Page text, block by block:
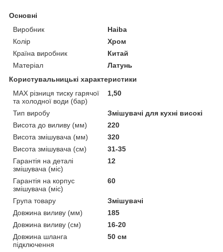
Основні
Виробник
Haiba
Колір
Хром
Країна виробник
Китай
Матеріал
Латунь
Користувальницькі характеристики
MAX різниця тиску гарячої
та холодної води (бар)
1,50
Тип виробу
Змішувачі для кухні високі
Висота до виливу (мм)
220
Висота змішувача (мм)
320
Висота змішувача (см)
31-35
Гарантія на деталі
змішувача (міс)
12
Гарантія на корпус
змішувача (міс)
60
Група товару
Змішувачі
Довжина виливу (мм)
185
Довжина виливу (см)
16-20
Довжина шланга
підключення
50 см